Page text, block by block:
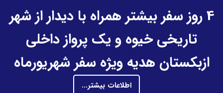
4 روز سفر بیشتر همراه با دیدار از شهر
تاریخی خیوه و یک پرواز داخلی
ازبکستان هدیه ویژه سفر شهریورماه
اطلاعات بیشتر...